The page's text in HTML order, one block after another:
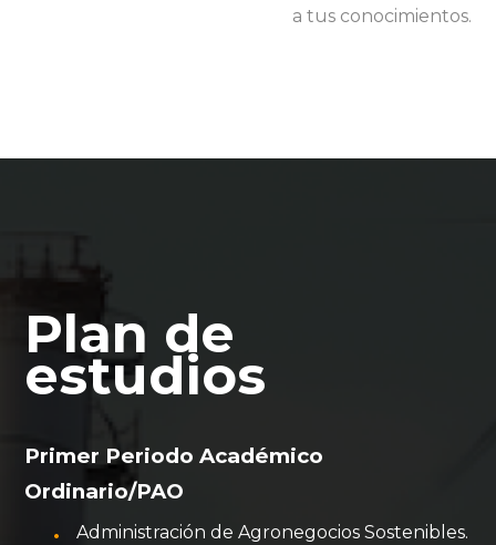
a tus conocimientos.
Plan de
estudios
Primer Periodo Académico
Ordinario/PAO
Administración de Agronegocios Sostenibles.